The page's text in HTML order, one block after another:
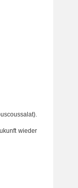
wieder